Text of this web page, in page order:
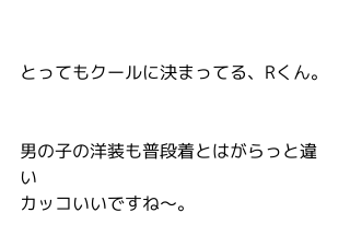
とってもクールに決まってる、Rくん。
男の子の洋装も普段着とはがらっと違
い
カッコいいですね～。